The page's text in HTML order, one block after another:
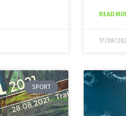
READ
17/08/
SPORT